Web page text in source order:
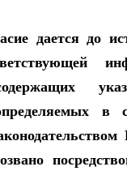
дается до
в